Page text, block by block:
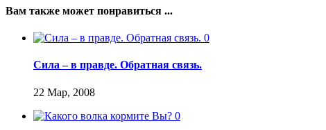
Вам также может понравиться ...
0
Сила – в правде. Обратная связь.
22 Мар, 2008
0